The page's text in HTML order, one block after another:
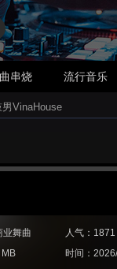
串烧 流行音乐
VinaHouse
业舞曲
人气：1871
时间：